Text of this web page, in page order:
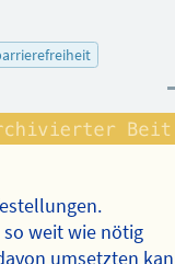
weit wie nötig
umsetzten